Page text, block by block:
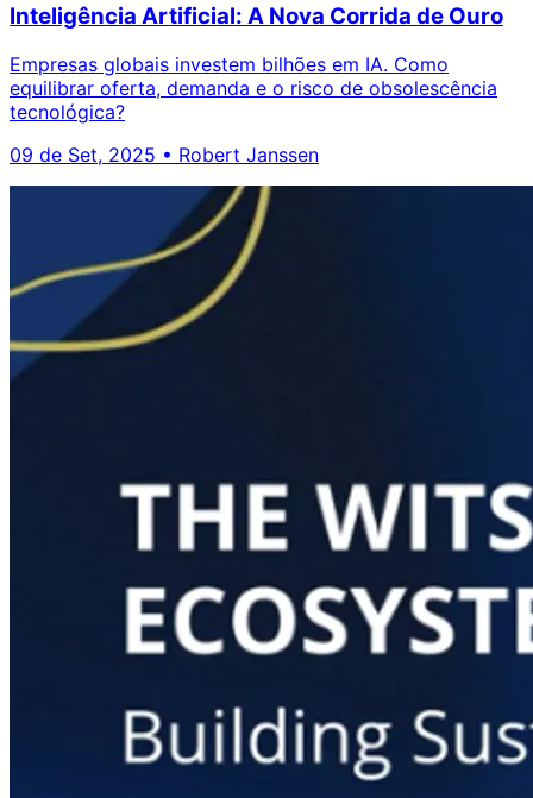
Inteligência Artificial: A Nova Corrida de Ouro
Empresas globais investem bilhões em IA. Como
equilibrar oferta, demanda e o risco de obsolescência
tecnológica?
09 de Set, 2025 • Robert Janssen